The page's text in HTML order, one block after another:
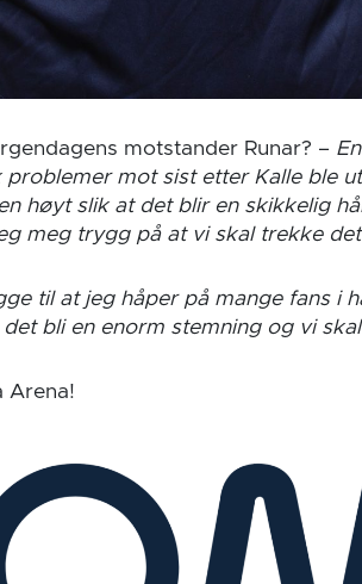
motstander Runar? –
mot sist etter Kalle ble
høyt slik at det blir en skikkelig
meg trygg på at vi skal trekke
til at jeg håper på mange fans i
bli en enorm stemning og vi
Arena!